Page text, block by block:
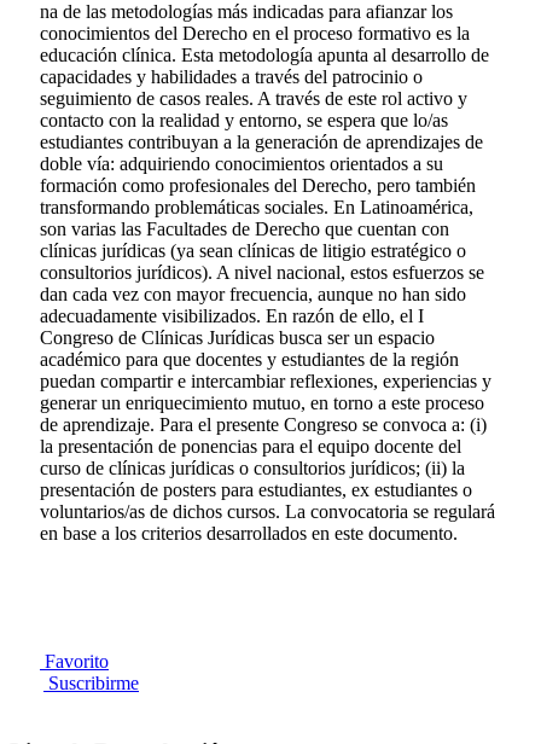
na de las metodologías más indicadas para afianzar los
conocimientos del Derecho en el proceso formativo es la
educación clínica. Esta metodología apunta al desarrollo de
capacidades y habilidades a través del patrocinio o
seguimiento de casos reales. A través de este rol activo y
contacto con la realidad y entorno, se espera que lo/as
estudiantes contribuyan a la generación de aprendizajes de
doble vía: adquiriendo conocimientos orientados a su
formación como profesionales del Derecho, pero también
transformando problemáticas sociales. En Latinoamérica,
son varias las Facultades de Derecho que cuentan con
clínicas jurídicas (ya sean clínicas de litigio estratégico o
consultorios jurídicos). A nivel nacional, estos esfuerzos se
dan cada vez con mayor frecuencia, aunque no han sido
adecuadamente visibilizados. En razón de ello, el I
Congreso de Clínicas Jurídicas busca ser un espacio
académico para que docentes y estudiantes de la región
puedan compartir e intercambiar reflexiones, experiencias y
generar un enriquecimiento mutuo, en torno a este proceso
de aprendizaje. Para el presente Congreso se convoca a: (i)
la presentación de ponencias para el equipo docente del
curso de clínicas jurídicas o consultorios jurídicos; (ii) la
presentación de posters para estudiantes, ex estudiantes o
voluntarios/as de dichos cursos. La convocatoria se regulará
en base a los criterios desarrollados en este documento.
Favorito
Suscribirme